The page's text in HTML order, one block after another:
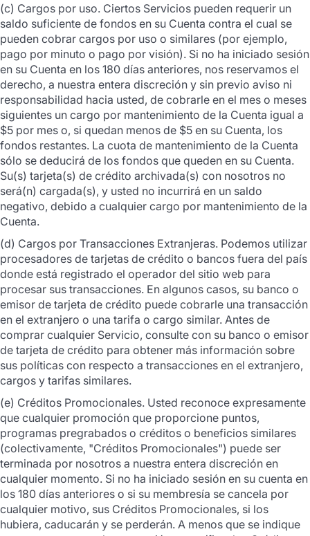
(c) Cargos por uso. Ciertos Servicios pueden requerir un
saldo suficiente de fondos en su Cuenta contra el cual se
pueden cobrar cargos por uso o similares (por ejemplo,
pago por minuto o pago por visión). Si no ha iniciado sesión
en su Cuenta en los 180 días anteriores, nos reservamos el
derecho, a nuestra entera discreción y sin previo aviso ni
responsabilidad hacia usted, de cobrarle en el mes o meses
siguientes un cargo por mantenimiento de la Cuenta igual a
$5 por mes o, si quedan menos de $5 en su Cuenta, los
fondos restantes. La cuota de mantenimiento de la Cuenta
sólo se deducirá de los fondos que queden en su Cuenta.
Su(s) tarjeta(s) de crédito archivada(s) con nosotros no
será(n) cargada(s), y usted no incurrirá en un saldo
negativo, debido a cualquier cargo por mantenimiento de la
Cuenta.
(d) Cargos por Transacciones Extranjeras. Podemos utilizar
procesadores de tarjetas de crédito o bancos fuera del país
donde está registrado el operador del sitio web para
procesar sus transacciones. En algunos casos, su banco o
emisor de tarjeta de crédito puede cobrarle una transacción
en el extranjero o una tarifa o cargo similar. Antes de
comprar cualquier Servicio, consulte con su banco o emisor
de tarjeta de crédito para obtener más información sobre
sus políticas con respecto a transacciones en el extranjero,
cargos y tarifas similares.
(e) Créditos Promocionales. Usted reconoce expresamente
que cualquier promoción que proporcione puntos,
programas pregrabados o créditos o beneficios similares
(colectivamente, "Créditos Promocionales") puede ser
terminada por nosotros a nuestra entera discreción en
cualquier momento. Si no ha iniciado sesión en su cuenta en
los 180 días anteriores o si su membresía se cancela por
cualquier motivo, sus Créditos Promocionales, si los
hubiera, caducarán y se perderán. A menos que se indique